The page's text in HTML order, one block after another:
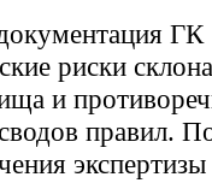
ГК
риски
и
правил.